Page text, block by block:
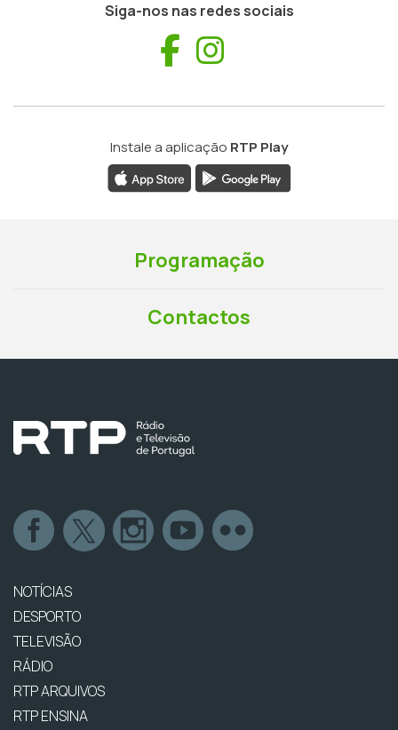
Siga-nos nas redes sociais
Facebook
Instale a aplicação RTP Play
Programação
Contactos
NOTÍCIAS
DESPORTO
TELEVISÃO
RÁDIO
RTP ARQUIVOS
RTP ENSINA